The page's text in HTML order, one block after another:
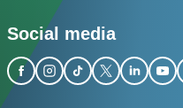
Social media